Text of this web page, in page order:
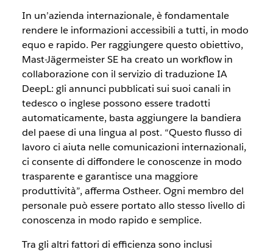
In un’azienda internazionale, è fondamentale
rendere le informazioni accessibili a tutti, in modo
equo e rapido. Per raggiungere questo obiettivo,
Mast-Jägermeister SE ha creato un workflow in
collaborazione con il servizio di traduzione IA
DeepL: gli annunci pubblicati sui suoi canali in
tedesco o inglese possono essere tradotti
automaticamente, basta aggiungere la bandiera
del paese di una lingua al post. “Questo flusso di
lavoro ci aiuta nelle comunicazioni internazionali,
ci consente di diffondere le conoscenze in modo
trasparente e garantisce una maggiore
produttività”, afferma Ostheer. Ogni membro del
personale può essere portato allo stesso livello di
conoscenza in modo rapido e semplice.
Tra gli altri fattori di efficienza sono inclusi